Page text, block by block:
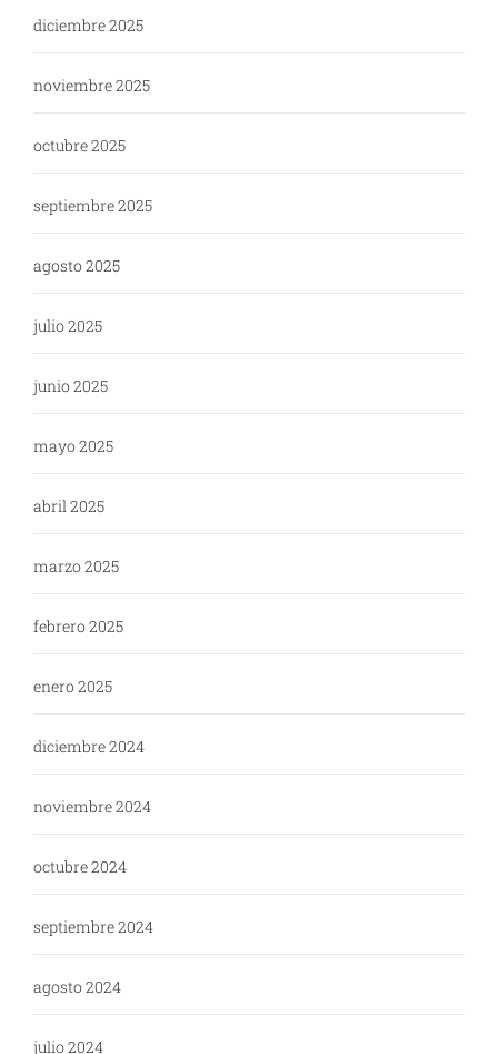
diciembre 2025
noviembre 2025
octubre 2025
septiembre 2025
agosto 2025
julio 2025
junio 2025
mayo 2025
abril 2025
marzo 2025
febrero 2025
enero 2025
diciembre 2024
noviembre 2024
octubre 2024
septiembre 2024
agosto 2024
julio 2024